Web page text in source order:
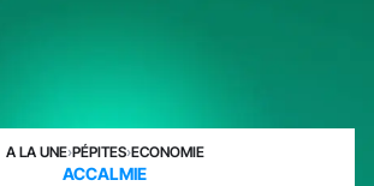
A LA UNE›PÉPITES›ECONOMIE
ACCALMIE